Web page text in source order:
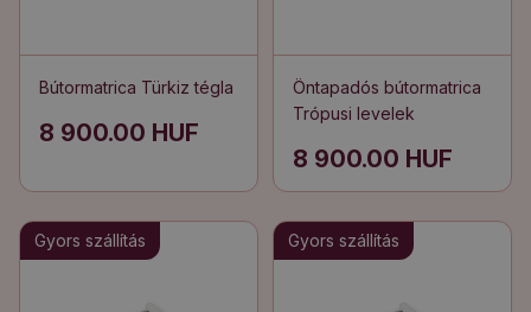
Bútormatrica Türkiz tégla
8 900.00 HUF
Öntapadós bútormatrica
Trópusi levelek
8 900.00 HUF
Gyors szállítás Gyors szállítás